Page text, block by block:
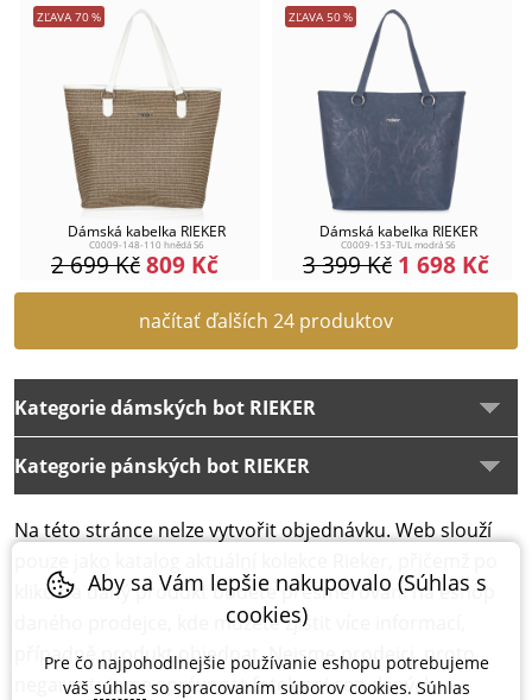
ZĽAVA 70%
Dámská kabelka RIEKER
C0009-148-110 hnědá S6
809 Kč
2 699Kč
ZĽAVA 50%
Dámská kabelka RIEKER
C0009-153-TUL modrá S6
1 698 Kč
3 399Kč
načítať ďalších 24 produktov
Kategorie dámských bot RIEKER
Kategorie pánských bot RIEKER
Na této stránce nelze vytvořit objednávku. Web slouží
kliku na daný produkt budete přesměrování na eshop
daného prodejce, kde můžete zjistit více informací,
případně produkt objednat. Nejsme prodejci, proto
negarantujeme správnost fotek ani cen daných
Aby sa Vám lepšie nakupovalo (Súhlas s
cookies)
Pre čo najpohodlnejšie používanie eshopu potrebujeme
váš súhlas so spracovaním súborov cookies. Súhlas